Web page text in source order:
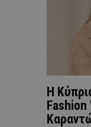
Η
Fashion